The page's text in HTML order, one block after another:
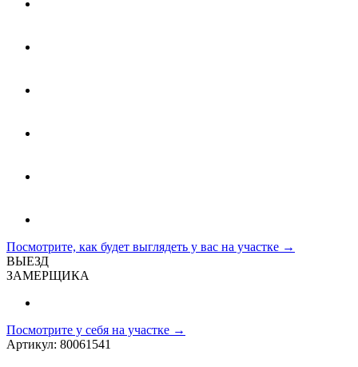
Посмотрите, как будет выглядеть у вас на участке →
ВЫЕЗД
ЗАМЕРЩИКА
Посмотрите у себя на участке →
Артикул: 80061541